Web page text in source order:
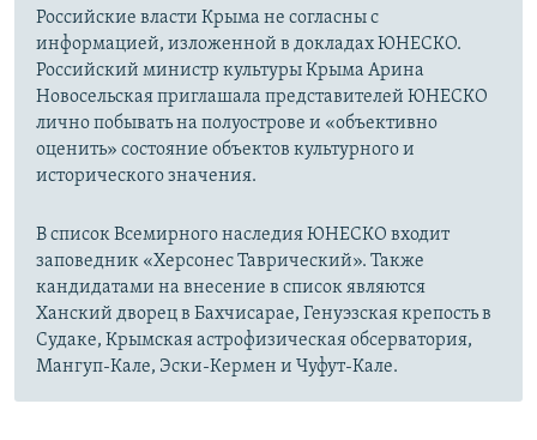
Российские власти Крыма не согласны с
информацией, изложенной в докладах ЮНЕСКО.
Российский министр культуры Крыма Арина
Новосельская приглашала представителей ЮНЕСКО
лично побывать на полуострове и «объективно
оценить» состояние объектов культурного и
исторического значения.
В список Всемирного наследия ЮНЕСКО входит
заповедник «Херсонес Таврический». Также
кандидатами на внесение в список являются
Ханский дворец в Бахчисарае, Генуэзская крепость в
Судаке, Крымская астрофизическая обсерватория,
Мангуп-Кале, Эски-Кермен и Чуфут-Кале.